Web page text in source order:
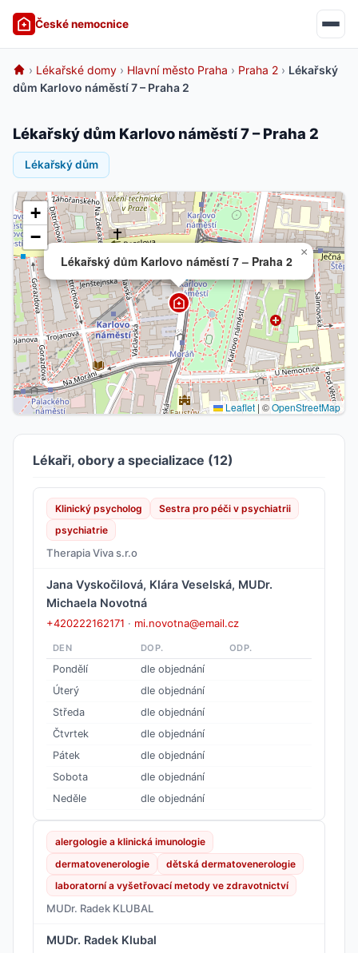
České nemocnice
› Lékařské domy › Hlavní město Praha › Praha 2 › Lékařský
dům Karlovo náměstí 7 – Praha 2
Lékařský dům Karlovo náměstí 7 – Praha 2
Lékařský dům
Lékařský dům Karlovo náměstí 7 – Praha 2
×
+
−
Leaflet | ©OpenStreetMap
Lékaři, obory a specializace (12)
Klinický psycholog
Sestra pro péči v psychiatrii
psychiatrie
Therapia Viva s.r.o
Jana Vyskočilová, Klára Veselská, MUDr.
Michaela Novotná
+420222162171 · mi.novotna@email.cz
DEN DOP. ODP.
Pondělí
dle objednání
Úterý
dle objednání
Středa
dle objednání
Čtvrtek
dle objednání
Pátek
dle objednání
Sobota
dle objednání
Neděle
dle objednání
alergologie a klinická imunologie
dermatovenerologie
dětská dermatovenerologie
laboratorní a vyšetřovací metody ve zdravotnictví
MUDr. Radek KLUBAL
MUDr. Radek Klubal